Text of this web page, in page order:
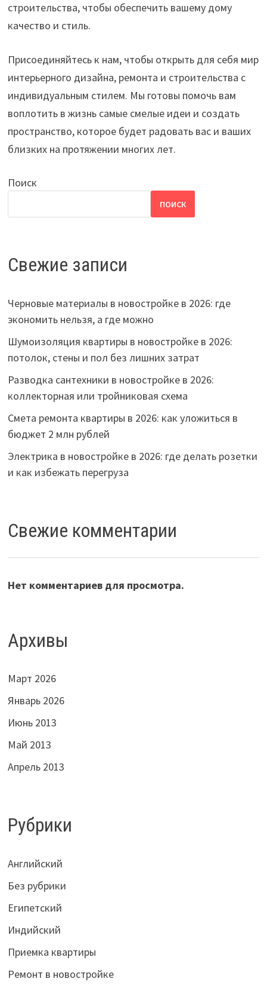
строительства, чтобы обеспечить вашему дому
качество и стиль.
Присоединяйтесь к нам, чтобы открыть для себя мир
интерьерного дизайна, ремонта и строительства с
индивидуальным стилем. Мы готовы помочь вам
воплотить в жизнь самые смелые идеи и создать
пространство, которое будет радовать вас и ваших
близких на протяжении многих лет.
Поиск
ПОИСК
Свежие записи
Черновые материалы в новостройке в 2026: где
экономить нельзя, а где можно
Шумоизоляция квартиры в новостройке в 2026:
потолок, стены и пол без лишних затрат
Разводка сантехники в новостройке в 2026:
коллекторная или тройниковая схема
Смета ремонта квартиры в 2026: как уложиться в
бюджет 2 млн рублей
Электрика в новостройке в 2026: где делать розетки
и как избежать перегруза
Свежие комментарии
Нет комментариев для просмотра.
Архивы
Март 2026
Январь 2026
Июнь 2013
Май 2013
Апрель 2013
Рубрики
Английский
Без рубрики
Египетский
Индийский
Приемка квартиры
Ремонт в новостройке